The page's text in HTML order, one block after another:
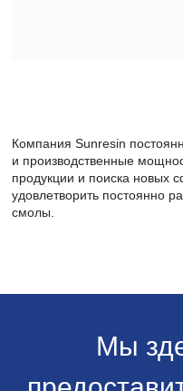
Компания Sunresin
и производственные
продукции и поиска новых
удовлетворить постоянно
смолы.
Мы